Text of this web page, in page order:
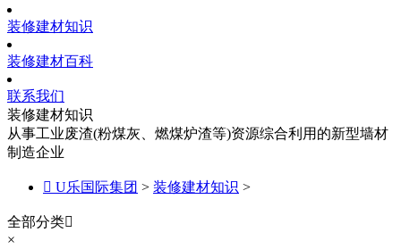
装修建材知识
装修建材百科
联系我们
装修建材知识
从事工业废渣(粉煤灰、燃煤炉渣等)资源综合利用的新型墙材
制造企业
 U乐国际集团 > 装修建材知识 >
全部分类
×